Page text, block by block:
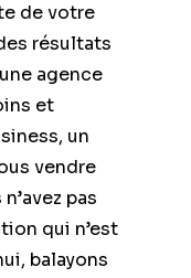
de votre
résultats
agence
et
un
vendre
pas
qui n’est
balayons